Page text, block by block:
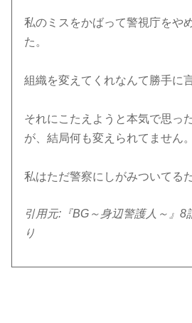
私のミスをかばって警視庁をや
た。
組織を変えてくれなんて勝手に
それにこたえようと本気で思っ
が、結局何も変えられてません。
私はただ警察にしがみついてる
引用元:『BG～身辺警護人～』8
り